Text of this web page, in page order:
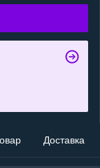
Доставка